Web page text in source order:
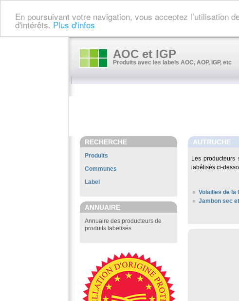
En poursuivant votre navigation, vous acceptez l’utilisation
d'intérêts. Plus d'infos
AOC et IGP
Produits avec les labels AOC, AOP, IGP, etc
RECHERCHE
Produits
Communes
Label
ANNUAIRE
Annuaire des producteurs de
produits labelisés
AUTRUCHE
Les producteurs
labélisés ci-
Volailles de la
Jambon sec